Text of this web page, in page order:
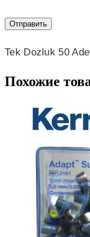
Tek Dozluk 50
Похожие